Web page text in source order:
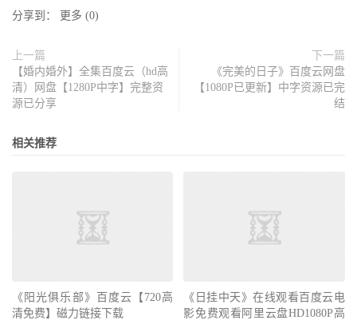
分享到： 更多 (0)
上一篇
【婚内婚外】全集百度云（hd高
清）网盘【1280P中字】完整资
源已分享
下一篇
《完美的日子》百度云网盘
【1080P已更新】中字资源已完
结
相关推荐
《阳光俱乐部》百度云【720高
清免费】磁力链接下载
《日挂中天》在线观看百度云电
影免费观看阿里云盘HD1080P高